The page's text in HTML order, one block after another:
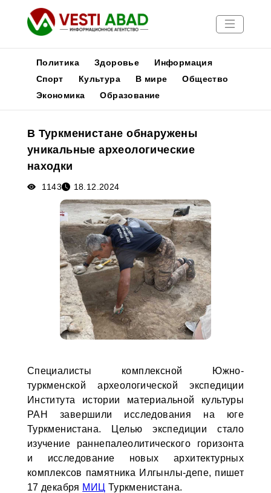
Новости
Медиа
Афиша
Политика Здоровье
Информация
Спорт
Культура В мире
Общество
Экономика
Образование
В Туркменистане обнаружены
уникальные археологические
находки
1143 18.12.2024
Специалисты комплексной Южно-
туркменской археологической экспедиции
Института истории материальной культуры
РАН завершили исследования на юге
Туркменистана. Целью экспедиции стало
изучение раннепалеолитического горизонта
и исследование новых архитектурных
комплексов памятника Илгынлы-депе, пишет
17 декабря МИЦ Туркменистана.